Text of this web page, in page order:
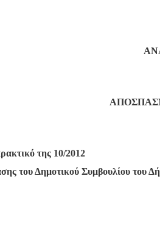
της 10/2012
του Δημοτικού Συμβουλίου του